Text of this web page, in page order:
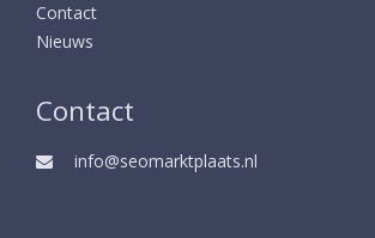
Contact
Nieuws
Contact
info@seomarktplaats.nl